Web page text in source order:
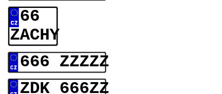
66
ZACHY
666 ZZZZZ
ZDK 666ZZ